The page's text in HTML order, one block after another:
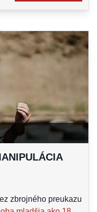
zbrojného preukazu